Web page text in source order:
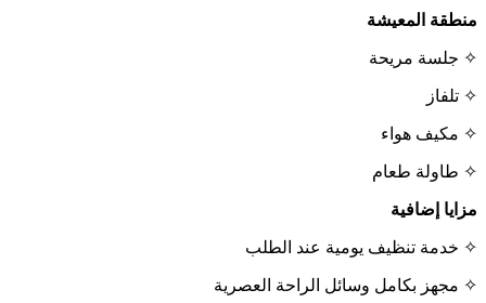
منطقة المعيشة
✧ جلسة مريحة
✧ تلفاز
✧ مكيف هواء
✧ طاولة طعام
مزايا إضافية
✧ خدمة تنظيف يومية عند الطلب
✧ مجهز بكامل وسائل الراحة العصرية